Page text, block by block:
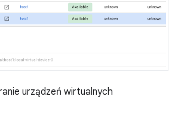
urządzeń wirtualnych